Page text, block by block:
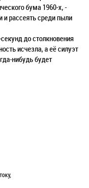
бума 1960-х, -
и рассеять среди пыли
до столкновения
исчезла, а её силуэт
нибудь будет